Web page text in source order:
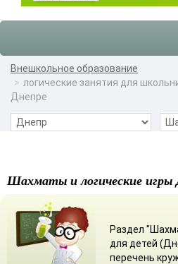
Внешкольное образование
логические занятия для
Днепре
Шахматы и логические игры
Раздел
для детей
перечень